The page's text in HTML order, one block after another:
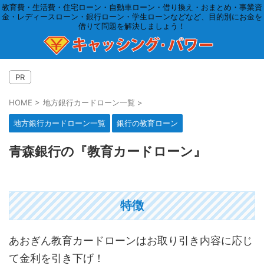
教育費・生活費・住宅ローン・自動車ローン・借り換え・おまとめ・事業資
金・レディースローン・銀行ローン・学生ローンなどなど、目的別にお金を
借りて問題を解決しましょう！
PR
HOME > 地方銀行カードローン一覧 >
地方銀行カードローン一覧 銀行の教育ローン
青森銀行の『教育カードローン』
特徴
あおぎん教育カードローンはお取り引き内容に応じ
て金利を引き下げ！